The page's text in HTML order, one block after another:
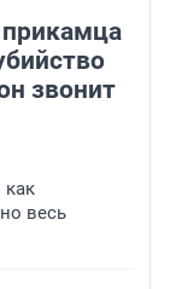
прикамца
звонит
как
весь